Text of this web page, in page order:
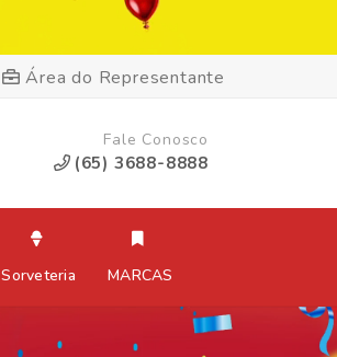
Área do Representante
Fale Conosco
(65) 3688-8888
Sorveteria MARCAS